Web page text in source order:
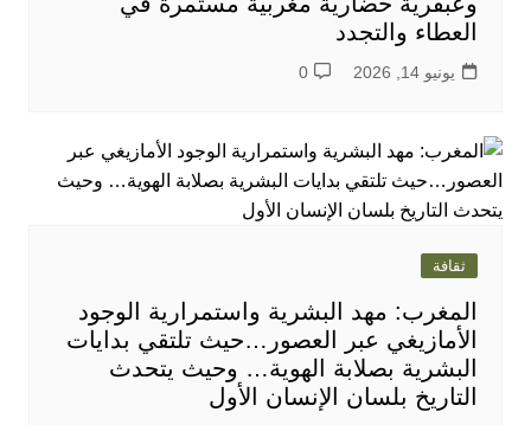
العطاء والتجدد
يونيو 14, 2026 0
ثقافة
المغرب: مهد البشرية واستمرارية الوجود
الأمازيغي عبر العصور…حيث تلتقي بدايات
البشرية بصلابة الهوية… وحيث يتحدث
التاريخ بلسان الإنسان الأول